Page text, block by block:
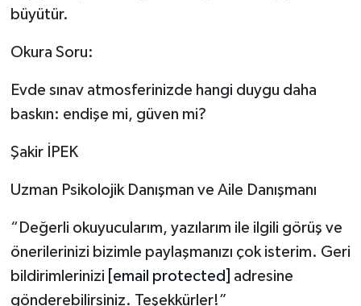
büyütür.
Okura Soru:
Evde sınav atmosferinizde hangi duygu daha
baskın: endişe mi, güven mi?
Şakir İPEK
Uzman Psikolojik Danışman ve Aile Danışmanı
“Değerli okuyucularım, yazılarım ile ilgili görüş ve
önerilerinizi bizimle paylaşmanızı çok isterim. Geri
bildirimlerinizi [email protected]
adresine
gönderebilirsiniz. Teşekkürler!”